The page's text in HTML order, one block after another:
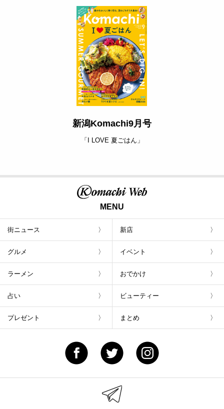
新潟Komachi9月号
「I LOVE 夏ごはん」
MENU
街ニュース 新店
グルメ イベント
ラーメン おでかけ
占い ビューティー
プレゼント まとめ